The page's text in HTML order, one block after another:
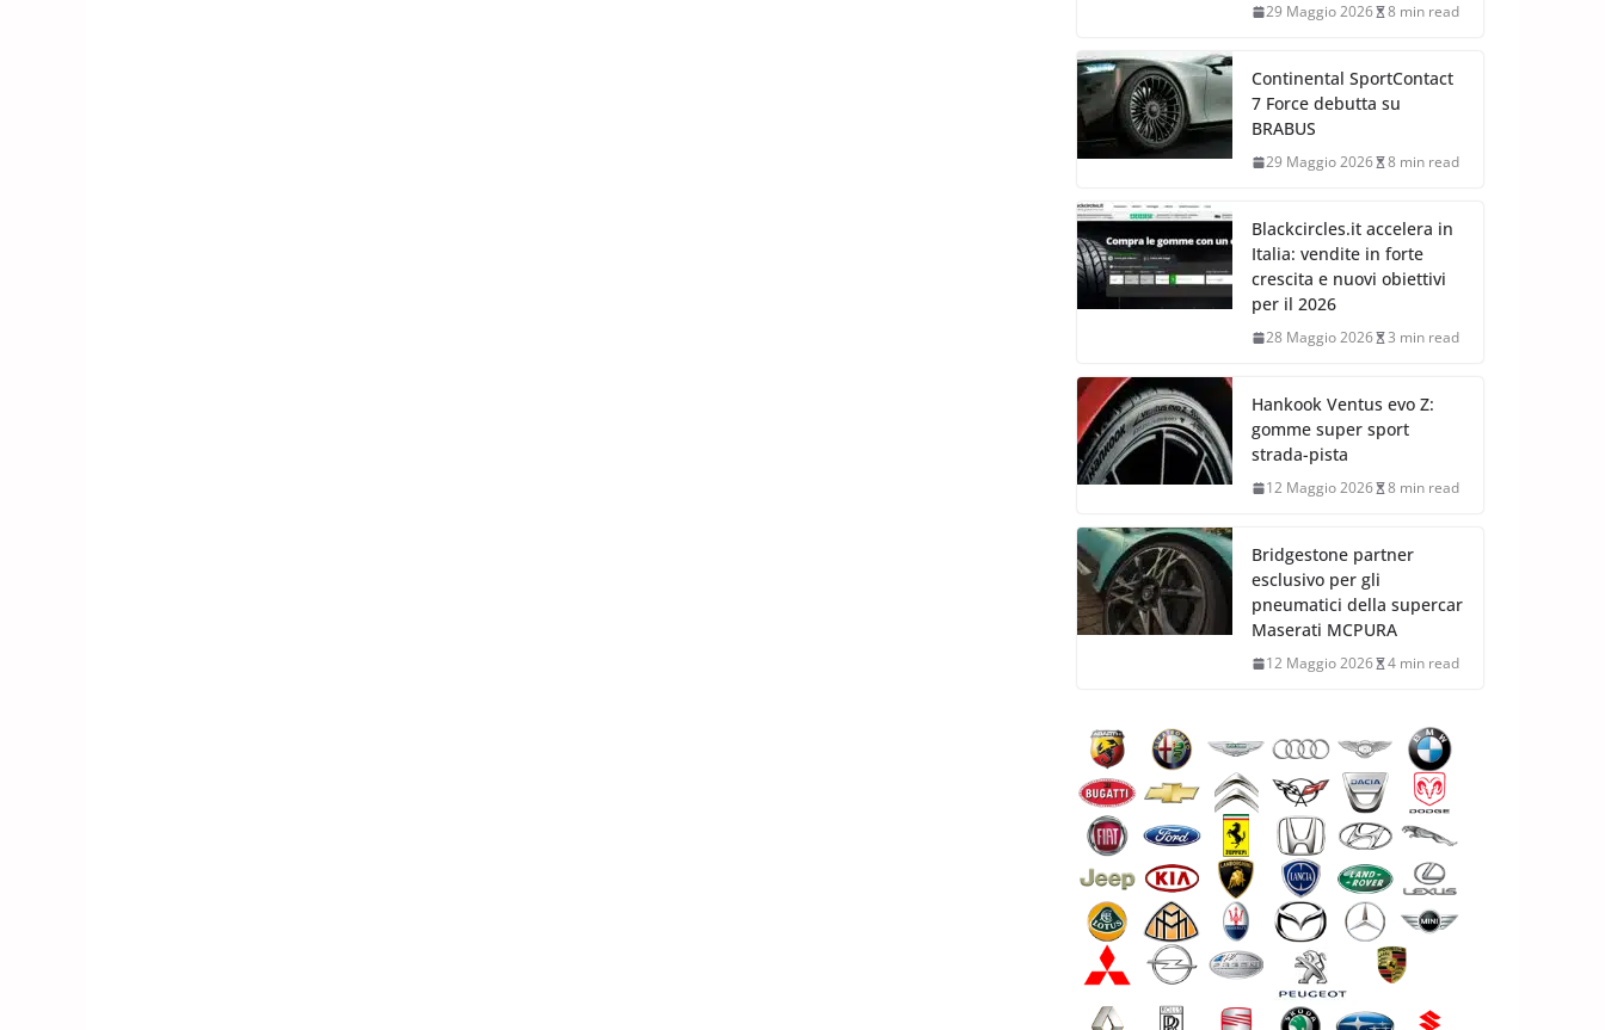
29 Maggio 2026 8 min read
Continental SportContact
7 Force debutta su
BRABUS
29 Maggio 2026 8 min read
Blackcircles.it accelera in
Italia: vendite in forte
crescita e nuovi obiettivi
per il 2026
28 Maggio 2026 3 min read
Hankook Ventus evo Z:
gomme super sport
strada-pista
12 Maggio 2026 8 min read
Bridgestone partner
esclusivo per gli
pneumatici della supercar
Maserati MCPURA
12 Maggio 2026 4 min read